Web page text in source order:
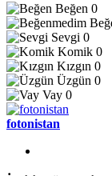
Beğen 0
Sevgi 0
Komik 0
Kızgın 0
Üzgün 0
Vay 0
fotonistan